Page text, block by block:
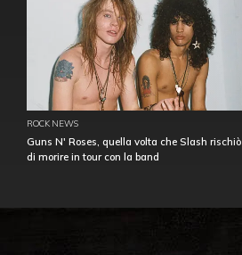
ROCK NEWS
Guns N' Roses, quella volta che Slash rischiò
di morire in tour con la band